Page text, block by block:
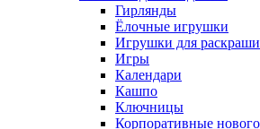
Гирлянды
Ёлочные игрушки
Игрушки для
Игры
Календари
Кашпо
Ключницы
Корпоративные